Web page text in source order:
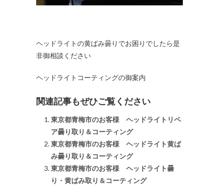
ヘッドライトの黄ばみ曇りでお困りでしたら是
非御相談ください
ヘッドライトコーティングの御案内
関連記事もぜひご覧ください
東京都青梅市のお客様 ヘッドライトリペ
ア曇り取り＆コーティング
東京都青梅市のお客様 ヘッドライト黄ば
み曇り取り＆コーティング
東京都青梅市のお客様 ヘッドライト曇
り・黄ばみ取り＆コーティング